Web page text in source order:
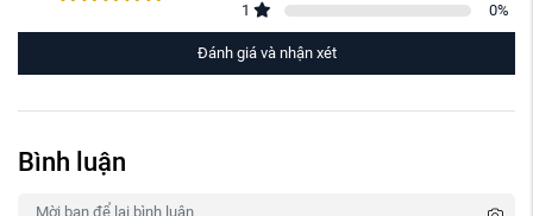
1
0%
Đánh giá và nhận xét
Bình luận